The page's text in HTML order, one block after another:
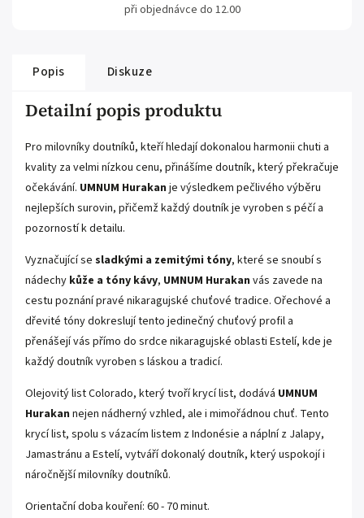
při objednávce do 12.00
Popis Diskuze
Detailní popis produktu
Pro milovníky doutníků, kteří hledají dokonalou harmonii chuti a
kvality za velmi nízkou cenu, přinášíme doutník, který překračuje
očekávání. UMNUM Hurakan je výsledkem pečlivého výběru
nejlepších surovin, přičemž každý doutník je vyroben s péčí a
pozorností k detailu.
Vyznačující se sladkými a zemitými tóny, které se snoubí s
nádechy kůže a tóny kávy, UMNUM Hurakan vás zavede na
cestu poznání pravé nikaragujské chuťové tradice. Ořechové a
dřevité tóny dokreslují tento jedinečný chuťový profil a
přenášejí vás přímo do srdce nikaragujské oblasti Estelí, kde je
každý doutník vyroben s láskou a tradicí.
Olejovitý list Colorado, který tvoří krycí list, dodává UMNUM
Hurakan nejen nádherný vzhled, ale i mimořádnou chuť. Tento
krycí list, spolu s vázacím listem z Indonésie a náplní z Jalapy,
Jamastránu a Estelí, vytváří dokonalý doutník, který uspokojí i
náročnější milovníky doutníků.
Orientační doba kouření: 60 - 70 minut.